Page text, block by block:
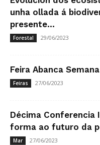
unha ollada á
presente...
Forestal 29/06/2023
Feira Abanca
Feiras 27/06/2023
Décima Conferencia
forma ao futuro da
Mar 27/06/2023